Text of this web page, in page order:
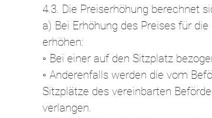
4.3. Die Preiserhöhung berechnet
a) Bei Erhöhung des Preises für
erhöhen:
◦ Bei einer auf den Sitzplatz
◦ Anderenfalls werden die vom
Sitzplätze des vereinbarten
verlangen.